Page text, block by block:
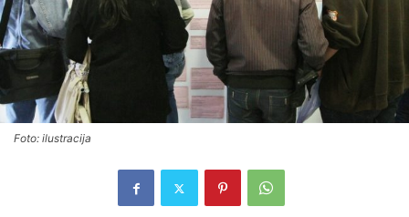
Foto: ilustracija